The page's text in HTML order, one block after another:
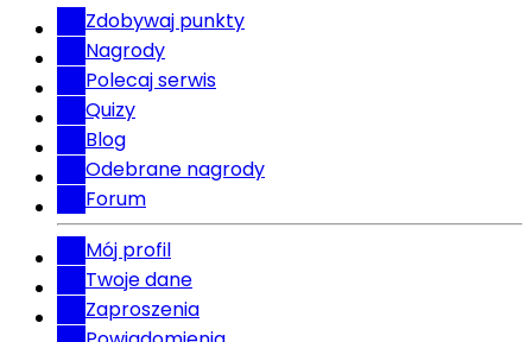
Zdobywaj punkty
Nagrody
Polecaj serwis
Quizy
Blog
Odebrane nagrody
Forum
Mój profil
Twoje dane
Zaproszenia